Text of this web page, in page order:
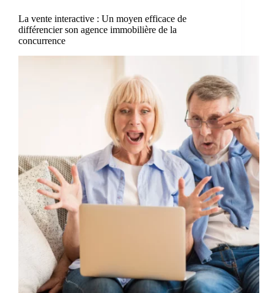
La vente interactive : Un moyen efficace de
différencier son agence immobilière de la
concurrence